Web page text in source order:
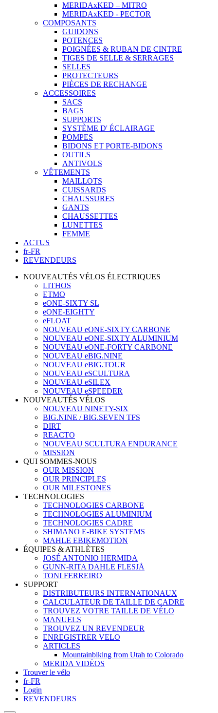
MERIDAxKED – MITRO
MERIDAxKED - PECTOR
COMPOSANTS
GUIDONS
POTENCES
POIGNÉES & RUBAN DE CINTRE
TIGES DE SELLE & SERRAGES
SELLES
PROTECTEURS
PIÈCES DE RECHANGE
ACCESSOIRES
SACS
BAGS
SUPPORTS
SYSTÈME D' ÉCLAIRAGE
POMPES
BIDONS ET PORTE-BIDONS
OUTILS
ANTIVOLS
VÊTEMENTS
MAILLOTS
CUISSARDS
CHAUSSURES
GANTS
CHAUSSETTES
LUNETTES
FEMME
ACTUS
fr-FR
REVENDEURS
NOUVEAUTÉS VÉLOS ÉLECTRIQUES
LITHOS
ETMO
eONE-SIXTY SL
eONE-EIGHTY
eFLOAT
NOUVEAU eONE-SIXTY CARBONE
NOUVEAU eONE-SIXTY ALUMINIUM
NOUVEAU eONE-FORTY CARBONE
NOUVEAU eBIG.NINE
NOUVEAU eBIG.TOUR
NOUVEAU eSCULTURA
NOUVEAU eSILEX
NOUVEAU eSPEEDER
NOUVEAUTÉS VÉLOS
NOUVEAU NINETY-SIX
BIG.NINE / BIG.SEVEN TFS
DIRT
REACTO
NOUVEAU SCULTURA ENDURANCE
MISSION
QUI SOMMES-NOUS
OUR MISSION
OUR PRINCIPLES
OUR MILESTONES
TECHNOLOGIES
TECHNOLOGIES CARBONE
TECHNOLOGIES ALUMINIUM
TECHNOLOGIES CADRE
SHIMANO E-BIKE SYSTEMS
MAHLE EBIKEMOTION
ÉQUIPES & ATHLÈTES
JOSÉ ANTONIO HERMIDA
GUNN-RITA DAHLE FLESJÅ
TONI FERREIRO
SUPPORT
DISTRIBUTEURS INTERNATIONAUX
CALCULATEUR DE TAILLE DE CADRE
TROUVEZ VOTRE TAILLE DE VÉLO
MANUELS
TROUVEZ UN REVENDEUR
ENREGISTRER VELO
ARTICLES
Mountainbiking from Utah to Colorado
MERIDA VIDÉOS
Trouver le vélo
fr-FR
Login
REVENDEURS